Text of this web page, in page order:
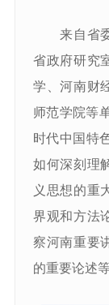
来自省委
省政府研究
学、河南财
师范学院等
时代中国特
如何深刻理
义思想的重
界观和方法
察河南重要
的重要论述